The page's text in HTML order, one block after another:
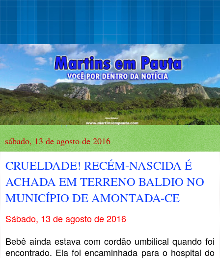
sábado, 13 de agosto de 2016
CRUELDADE! RECÉM-NASCIDA É
ACHADA EM TERRENO BALDIO NO
MUNICÍPIO DE AMONTADA-CE
Sábado, 13 de agosto de 2016
Bebê ainda estava com cordão umbilical quando foi
encontrado. Ela foi encaminhada para o hospital do